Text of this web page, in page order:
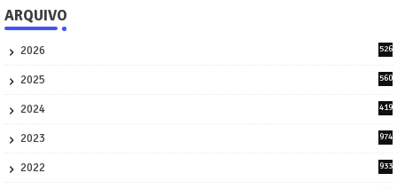
ARQUIVO
2026
526
2025
560
2024
419
2023
974
2022
933